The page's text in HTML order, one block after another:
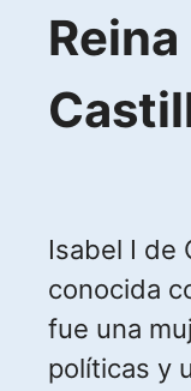
Isabel I de
conocida
fue una
políticas y